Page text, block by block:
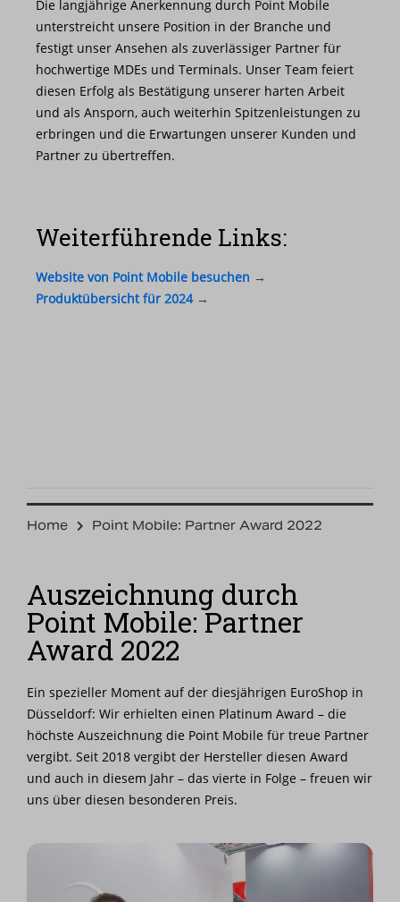
Die langjährige Anerkennung durch Point Mobile
unterstreicht unsere Position in der Branche und
festigt unser Ansehen als zuverlässiger Partner für
hochwertige MDEs und Terminals. Unser Team feiert
diesen Erfolg als Bestätigung unserer harten Arbeit
und als Ansporn, auch weiterhin Spitzenleistungen zu
erbringen und die Erwartungen unserer Kunden und
Partner zu übertreffen.
Weiterführende Links:
Website von Point Mobile besuchen →
Produktübersicht für 2024→
Home Point Mobile: Partner Award 2022
Auszeichnung durch
Point Mobile: Partner
Award 2022
Ein spezieller Moment auf der diesjährigen EuroShop in
Düsseldorf: Wir erhielten einen Platinum Award – die
höchste Auszeichnung die Point Mobile für treue Partner
vergibt. Seit 2018 vergibt der Hersteller diesen Award
und auch in diesem Jahr – das vierte in Folge – freuen wir
uns über diesen besonderen Preis.